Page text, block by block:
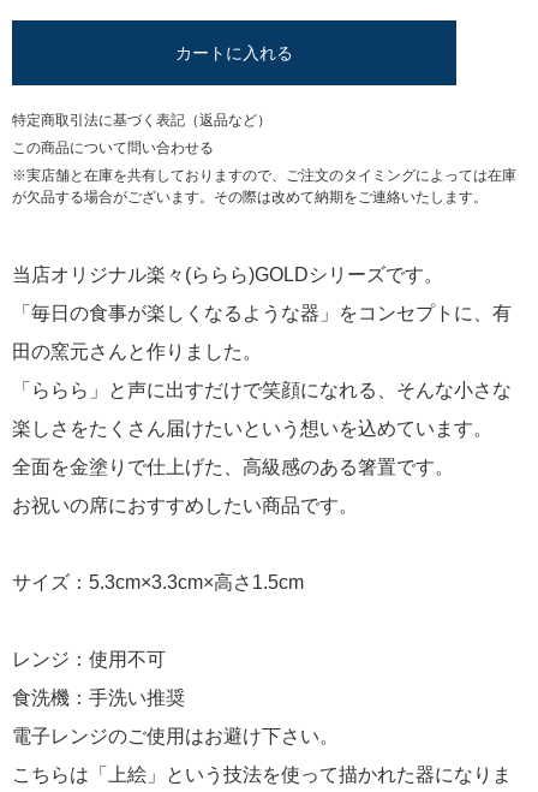
カートに入れる
特定商取引法に基づく表記（返品など）
この商品について問い合わせる
※実店舗と在庫を共有しておりますので、ご注文のタイミングによっては在庫
が欠品する場合がございます。その際は改めて納期をご連絡いたします。
当店オリジナル楽々(ららら)GOLDシリーズです。
「毎日の食事が楽しくなるような器」をコンセプトに、有
田の窯元さんと作りました。
「ららら」と声に出すだけで笑顔になれる、そんな小さな
楽しさをたくさん届けたいという想いを込めています。
全面を金塗りで仕上げた、高級感のある箸置です。
お祝いの席におすすめしたい商品です。
サイズ：5.3cm×3.3cm×高さ1.5cm
レンジ：使用不可
食洗機：手洗い推奨
電子レンジのご使用はお避け下さい。
こちらは「上絵」という技法を使って描かれた器になりま